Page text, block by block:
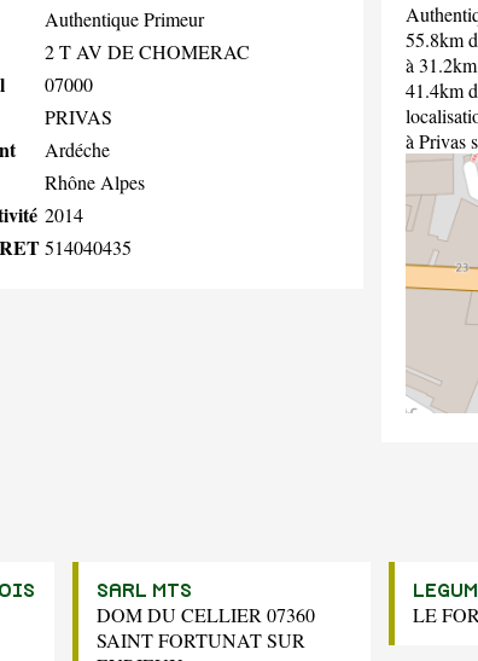
Authentique Primeur
2 T AV DE CHOMERAC
07000
PRIVAS
Ardéche
Rhône Alpes
2014
514040435
55.8km
à
41.4km
à Privas
SARL MTS
DOM DU CELLIER 07360
SAINT FORTUNAT SUR
LE